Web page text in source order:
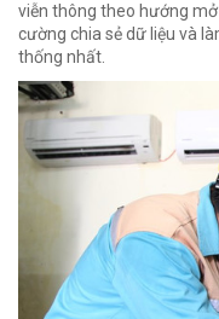
viễn thông theo hướng
cường chia sẻ dữ liệu và
thống nhất.